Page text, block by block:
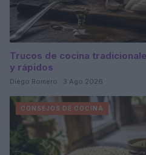
Trucos de cocina
y rápidos
Diego Romero · 3 Ago 2026
CONSEJOS DE COCINA